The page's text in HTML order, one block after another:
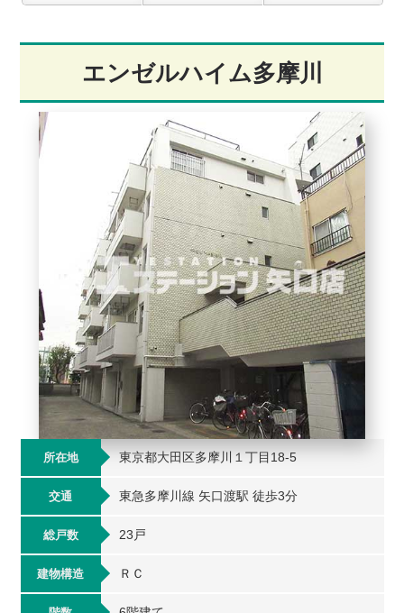
エンゼルハイム多摩川
所在地 東京都大田区多摩川１丁目18-5
交通 東急多摩川線 矢口渡駅 徒歩3分
総戸数 23戸
建物構造 ＲＣ